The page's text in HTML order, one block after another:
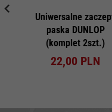
Uniwersalne
paska DUNLOP
(komplet 2szt.)
22,00 PLN